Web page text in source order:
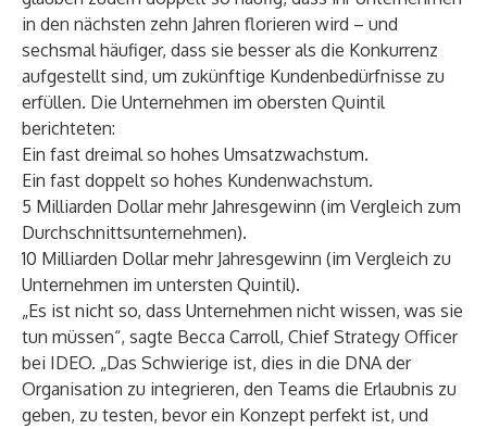
in den nächsten zehn Jahren florieren wird – und
sechsmal häufiger, dass sie besser als die Konkurrenz
aufgestellt sind, um zukünftige Kundenbedürfnisse zu
erfüllen. Die Unternehmen im obersten Quintil
berichteten:
Ein fast dreimal so hohes Umsatzwachstum.
Ein fast doppelt so hohes Kundenwachstum.
5 Milliarden Dollar mehr Jahresgewinn (im Vergleich zum
Durchschnittsunternehmen).
10 Milliarden Dollar mehr Jahresgewinn (im Vergleich zu
Unternehmen im untersten Quintil).
„Es ist nicht so, dass Unternehmen nicht wissen, was sie
tun müssen“, sagte Becca Carroll, Chief Strategy Officer
bei IDEO. „Das Schwierige ist, dies in die DNA der
Organisation zu integrieren, den Teams die Erlaubnis zu
geben, zu testen, bevor ein Konzept perfekt ist, und